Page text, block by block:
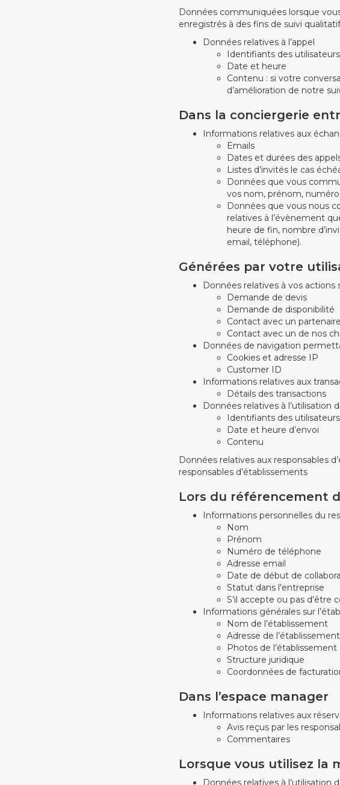
Données communiquées lorsque
enregistrés à des fins de suivi
Données relatives à l’appel
Identifiants des utilisateurs
Date et heure
Contenu : si votre
d’amélioration de notre
Dans la conciergerie
Informations relatives aux
Emails
Dates et durées des
Listes d’invités le cas
Données que vous
vos nom, prénom,
Données que vous nous
relatives à l’évènement
heure de fin, nombre
email, téléphone).
Générées par votre
Données relatives à vos actions
Demande de devis
Demande de disponibilité
Contact avec un partenaire
Contact avec un de nos
Données de navigation
Cookies et adresse IP
Customer ID
Informations relatives aux
Détails des transactions
Données relatives à l’utilisation
Identifiants des utilisateurs
Date et heure d’envoi
Contenu
Données relatives aux responsables
responsables d’établissements
Lors du référencement
Informations personnelles du
Nom
Prénom
Numéro de téléphone
Adresse email
Date de début de
Statut dans l'entreprise
S’il accepte ou pas d'être
Informations générales sur
Nom de l’établissement
Adresse de l’établissement
Photos de l’établissement
Structure juridique
Coordonnées de
Dans l’espace manager
Informations relatives aux
Avis reçus par les
Commentaires
Lorsque vous utilisez la
Données relatives à l’utilisation